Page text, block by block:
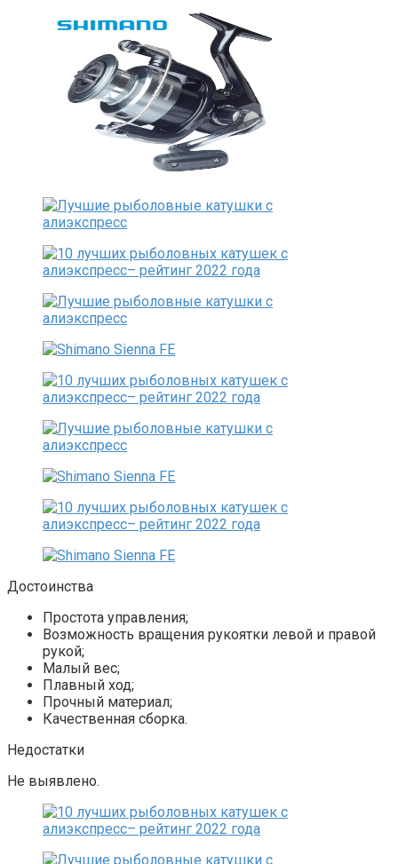
Достоинства
Простота управления;
Возможность вращения рукоятки левой и правой
рукой;
Малый вес;
Плавный ход;
Прочный материал;
Качественная сборка.
Недостатки
Не выявлено.